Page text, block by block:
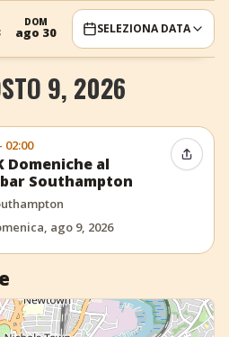
DOM
ago 30 SELEZIONA DATA
9, 2026
02:00
Domeniche al
Southampton
ago 9, 2026